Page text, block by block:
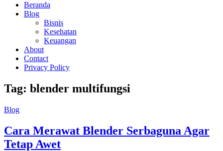
Beranda
Blog
Bisnis
Kesehatan
Keuangan
About
Contact
Privacy Policy
Tag: blender multifungsi
Blog
Cara Merawat Blender Serbaguna Agar
Tetap Awet